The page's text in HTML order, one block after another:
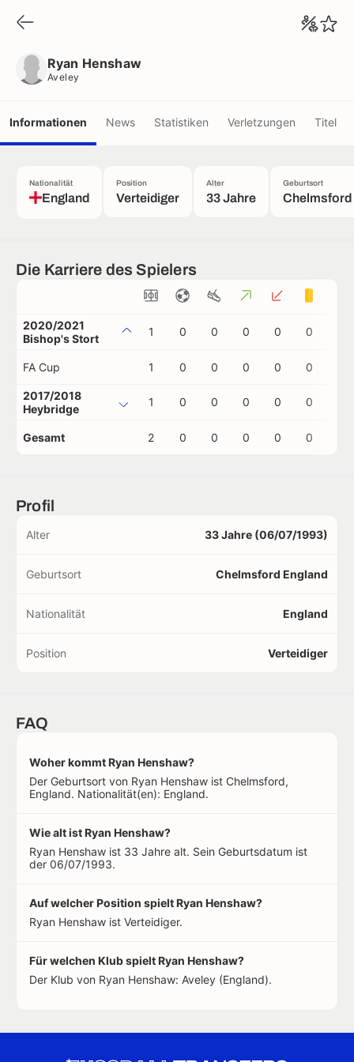
Ryan Henshaw
Aveley
Informationen News Statistiken Verletzungen Titel
Nationalität
England
Position
Verteidiger
Alter
33 Jahre
Geburtsort
Chelmsford
Die Karriere des Spielers
2020/2021
Bishop's Stort
1 0 0 0 0 0
FA Cup 1 0 0 0 0 0
2017/2018
Heybridge
1 0 0 0 0 0
Gesamt 2 0 0 0 0 0
Profil
Alter 33 Jahre (06/07/1993)
Geburtsort Chelmsford England
Nationalität England
Position Verteidiger
FAQ
Woher kommt Ryan Henshaw?
Der Geburtsort von Ryan Henshaw ist Chelmsford,
England. Nationalität(en): England.
Wie alt ist Ryan Henshaw?
Ryan Henshaw ist 33 Jahre alt. Sein Geburtsdatum ist
der 06/07/1993.
Auf welcher Position spielt Ryan Henshaw?
Ryan Henshaw ist Verteidiger.
Für welchen Klub spielt Ryan Henshaw?
Der Klub von Ryan Henshaw: Aveley (England).